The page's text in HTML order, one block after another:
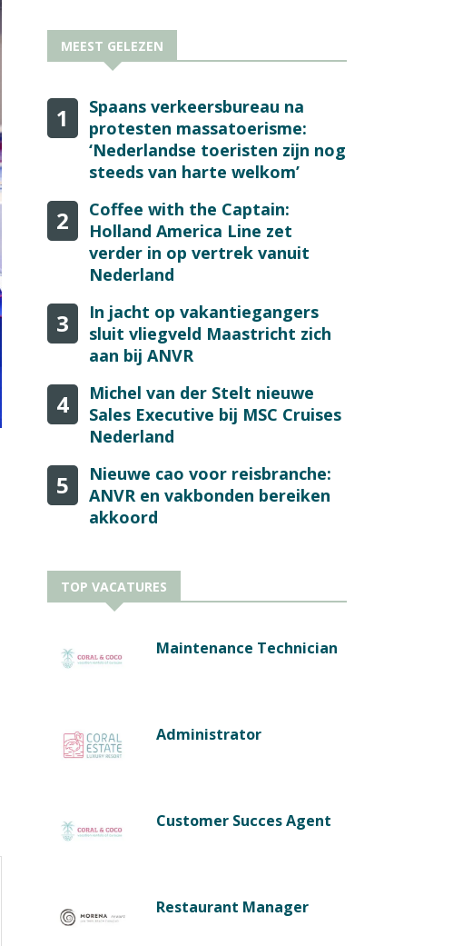
MEEST GELEZEN
1
Spaans verkeersbureau na
protesten massatoerisme:
‘Nederlandse toeristen zijn nog
steeds van harte welkom’
2
Coffee with the Captain:
Holland America Line zet
verder in op vertrek vanuit
Nederland
3
In jacht op vakantiegangers
sluit vliegveld Maastricht zich
aan bij ANVR
4
Michel van der Stelt nieuwe
Sales Executive bij MSC Cruises
Nederland
5
Nieuwe cao voor reisbranche:
ANVR en vakbonden bereiken
akkoord
TOP VACATURES
Maintenance Technician
Administrator
Customer Succes Agent
Restaurant Manager